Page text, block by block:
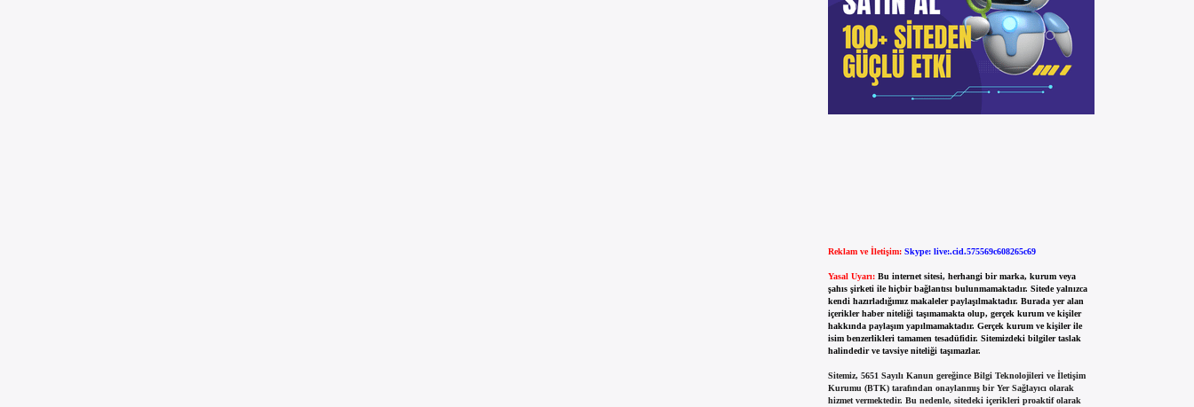
Reklam ve İletişim: Skype: live:.cid.575569c608265c69
Yasal Uyarı: Bu internet sitesi, herhangi bir marka, kurum veya
şahıs şirketi ile hiçbir bağlantısı bulunmamaktadır. Sitede yalnızca
kendi hazırladığımız makaleler paylaşılmaktadır. Burada yer alan
içerikler haber niteliği taşımamakta olup, gerçek kurum ve kişiler
hakkında paylaşım yapılmamaktadır. Gerçek kurum ve kişiler ile
isim benzerlikleri tamamen tesadüfidir. Sitemizdeki bilgiler taslak
halindedir ve tavsiye niteliği taşımazlar.
Sitemiz, 5651 Sayılı Kanun gereğince Bilgi Teknolojileri ve İletişim
Kurumu (BTK) tarafından onaylanmış bir Yer Sağlayıcı olarak
hizmet vermektedir. Bu nedenle, sitedeki içerikleri proaktif olarak